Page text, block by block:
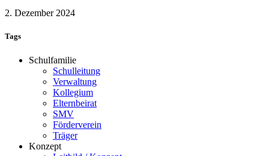
2. Dezember 2024
Tags
Schulfamilie
Schulleitung
Verwaltung
Kollegium
Elternbeirat
SMV
Förderverein
Träger
Konzept